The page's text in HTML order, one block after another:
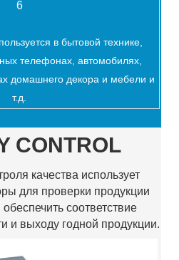
6
в бытовой технике,
телефонах, автомобилях,
домашнего декора и мебели и
т.д.
CONTROL
качества использует
для проверки продукции
соответствие
и выходу годной продукции.